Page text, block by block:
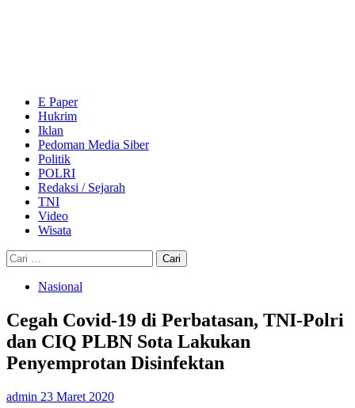
E Paper
Hukrim
Iklan
Pedoman Media Siber
Politik
POLRI
Redaksi / Sejarah
TNI
Video
Wisata
Cari
untuk:
Nasional
Cegah Covid-19 di Perbatasan, TNI-Polri
dan CIQ PLBN Sota Lakukan
Penyemprotan Disinfektan
admin 23 Maret 2020